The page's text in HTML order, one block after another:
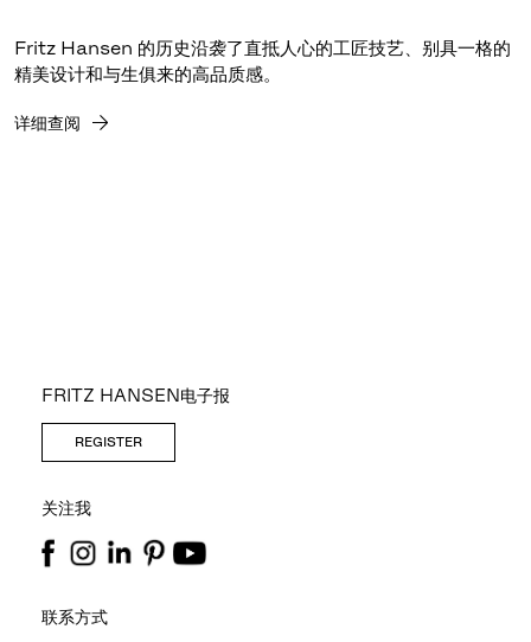
Fritz Hansen 的历史沿袭了直抵人心的工匠技艺、别具一格的
精美设计和与生俱来的高品质感。
详细查阅
FRITZ HANSEN电子报
REGISTER
关注我
联系方式